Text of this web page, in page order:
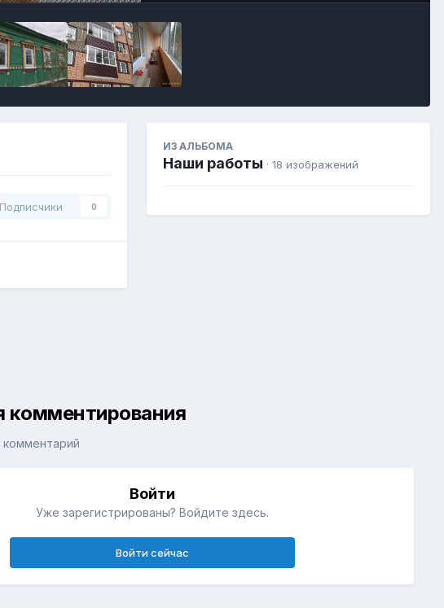
Подписчики 0
ИЗ АЛЬБОМА
Наши работы · 18 изображений
комментирования
Войти
Уже зарегистрированы? Войдите здесь.
Войти сейчас